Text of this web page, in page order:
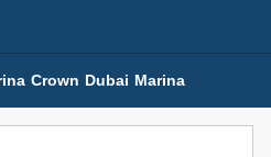
Crown Dubai Marina